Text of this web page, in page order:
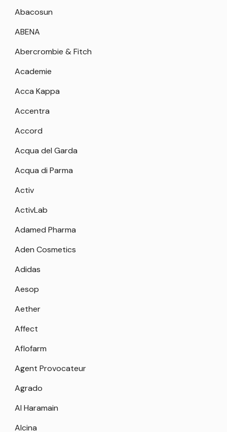
Abacosun
ABENA
Abercrombie & Fitch
Academie
Acca Kappa
Accentra
Accord
Acqua del Garda
Acqua di Parma
Activ
ActivLab
Adamed Pharma
Aden Cosmetics
Adidas
Aesop
Aether
Affect
Aflofarm
Agent Provocateur
Agrado
Al Haramain
Alcina